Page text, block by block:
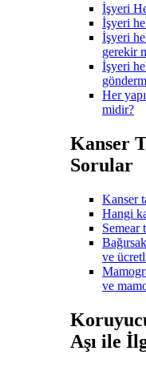
İşyeri
İşyeri
İşyeri
gerekir
İşyeri
Her
midir?
Kanser
Sorular
Kanser
Hangi
Semear
ve
ve
Aşı ile